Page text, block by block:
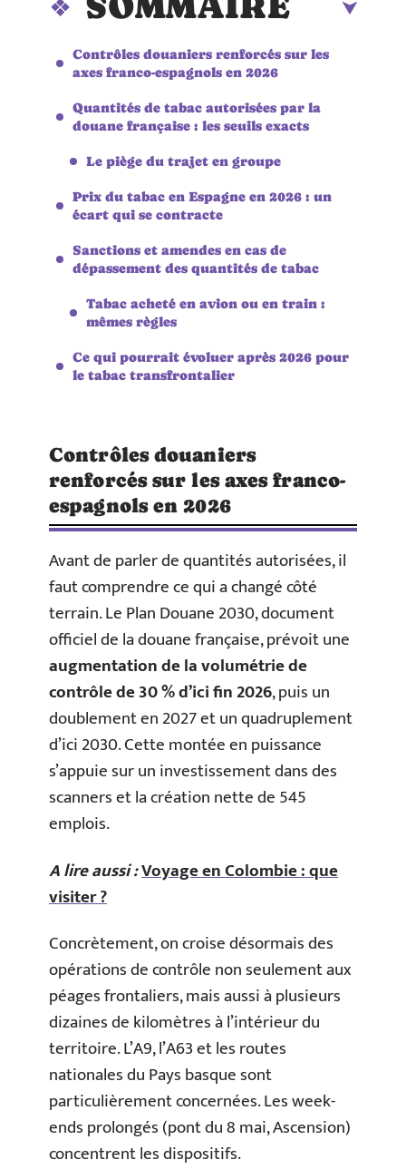
Contrôles douaniers renforcés sur les
axes franco-espagnols en 2026
Quantités de tabac autorisées par la
douane française : les seuils exacts
Le piège du trajet en groupe
Prix du tabac en Espagne en 2026 : un
écart qui se contracte
Sanctions et amendes en cas de
dépassement des quantités de tabac
Tabac acheté en avion ou en train :
mêmes règles
Ce qui pourrait évoluer après 2026 pour
le tabac transfrontalier
Contrôles douaniers
renforcés sur les axes franco-
espagnols en 2026
Avant de parler de quantités autorisées, il
faut comprendre ce qui a changé côté
terrain. Le Plan Douane 2030, document
officiel de la douane française, prévoit une
augmentation de la volumétrie de
contrôle de 30 % d’ici fin 2026, puis un
doublement en 2027 et un quadruplement
d’ici 2030. Cette montée en puissance
s’appuie sur un investissement dans des
scanners et la création nette de 545
emplois.
A lire aussi :Voyage en Colombie : que
visiter ?
Concrètement, on croise désormais des
opérations de contrôle non seulement aux
péages frontaliers, mais aussi à plusieurs
dizaines de kilomètres à l’intérieur du
territoire. L’A9, l’A63 et les routes
nationales du Pays basque sont
particulièrement concernées. Les week-
ends prolongés (pont du 8 mai, Ascension)
concentrent les dispositifs.